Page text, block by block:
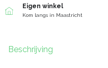
Eigen winkel
Kom langs in Maastricht
Beschrijving